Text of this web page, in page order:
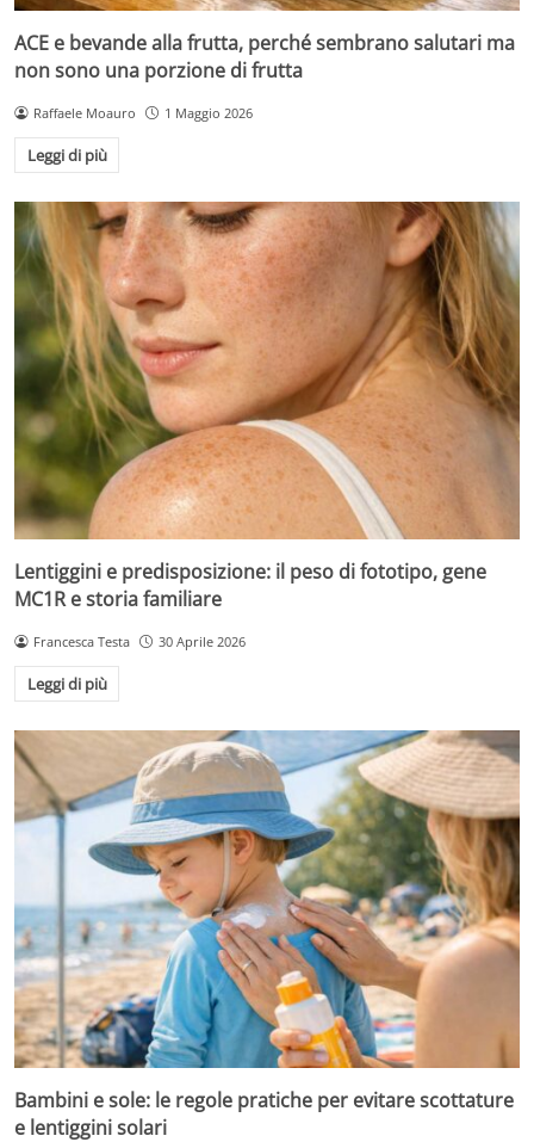
ACE e bevande alla frutta, perché sembrano salutari ma
non sono una porzione di frutta
Raffaele Moauro 1 Maggio 2026
Leggi di più
Lentiggini e predisposizione: il peso di fototipo, gene
MC1R e storia familiare
Francesca Testa 30 Aprile 2026
Leggi di più
Bambini e sole: le regole pratiche per evitare scottature
e lentiggini solari